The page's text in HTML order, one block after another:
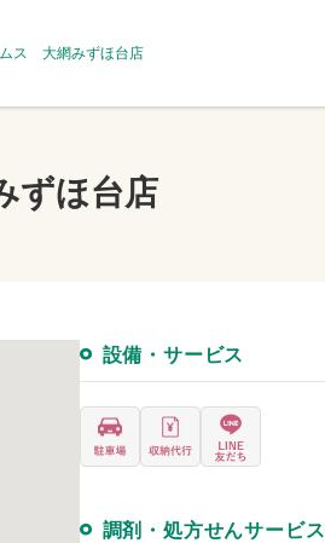
ムス 大網みずほ台店
ずほ台店
設備・サービス
調剤・処方せんサービス